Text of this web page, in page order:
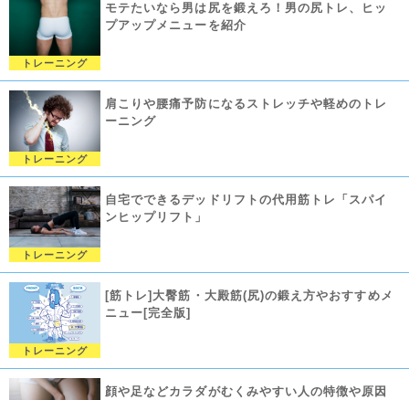
トレーニング
モテたいなら男は尻を鍛えろ！男の尻トレ、ヒッ
プアップメニューを紹介
トレーニング
肩こりや腰痛予防になるストレッチや軽めのトレ
ーニング
トレーニング
自宅でできるデッドリフトの代用筋トレ「スパイ
ンヒップリフト」
トレーニング
[筋トレ]大臀筋・大殿筋(尻)の鍛え方やおすすめメ
ニュー[完全版]
顔や足などカラダがむくみやすい人の特徴や原因